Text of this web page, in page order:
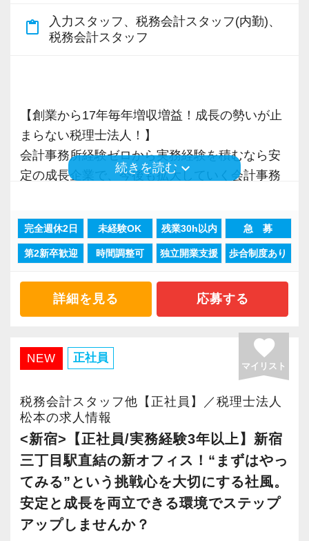
で、税務調査にも精通しています。
そのため、全拠点でスタッフの増員に力を入れ
ており、さらなるサービス品質の向上を目指し
ています。
取得しました。
「職場環境改善宣言企業」と「経営労務診断実
い環境づくりを積極的に推進していきます。
長く安心して働ける環境を用意してお待ちして
おりますので、当社で将来の不安なく働いてみ
ませんか？
【新宿の事務所はこんなオフィスです】
20代のスタッフが多数在籍しており、当社拠点
のなかでも一番明るく元気なオフィスです。
新宿三丁目駅直結で交通の便がよく、通勤しや
すい立地にあります。
飲食業や接客業のお客様が多く、お客様のご紹
介から新しいお客様も増えております。
content_paste
入力スタッフ、税務会計スタッフ(内勤)、
税務会計スタッフ
【創業から17年毎年増収増益！成長の勢いが止
まらない税理士法人！】
会計事務所経験ゼロから実務経験を積むなら安
定の成長企業で、今後も拡大していく会計事務
現在当社では「渋谷」「新宿」「錦糸町」
「柏」「横浜」「大阪」の６拠点を展開してい
2021年6月に「渋谷オフィス」を新設し、その
後「新宿オフィス」「大阪オフィス」「錦糸町
さらに2022年12月には「柏オフィス」を開設
し、2025年には大阪オフィスを増床するなど、
事業拡大を続けています。
安定性抜群の環境で自己成長を実現できます。
社員の持つ「やる・やりたい」という気持ちを
大事にしているため、資格を持っていなくて
も、スピーディーなキャリアアップが可能で
す！
続きを読む keyboard_arrow_down
完全週休2日 未経験OK 残業30h以内 急 募
第2新卒歓迎 時間調整可 独立開業支援 歩合制度あり
詳細を見る 応募する
NEW 正社員 favorite
マイリスト
税務会計スタッフ他【正社員】／税理士法人
松本の求人情報
<新宿>【正社員/実務経験3年以上】新宿
三丁目駅直結の新オフィス！“まずはやっ
てみる”という挑戦心を大切にする社風。
安定と成長を両立できる環境でステップ
アップしませんか？